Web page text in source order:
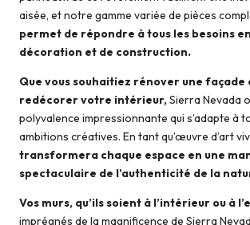
aisée, et notre gamme variée de pièces
permet de répondre à tous les besoins
décoration et de construction.
Que vous souhaitiez rénover une
redécorer votre intérieur,Sierra Nevada
polyvalence impressionnante qui s’adapte à
ambitions créatives. En tant qu’œuvre d’art
transformera chaque espace en une
spectaculaire de l’authenticité de la
Vos murs, qu’ils soient à l’intérieur ou à
imprégnés de la magnificence de Sierra